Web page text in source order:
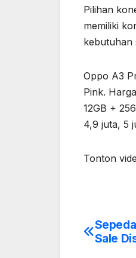
Pilihan
memiliki
kebutuhan
Oppo A3
Pink.
12GB +
4,9 juta, 5
Tonton
Post
Sale